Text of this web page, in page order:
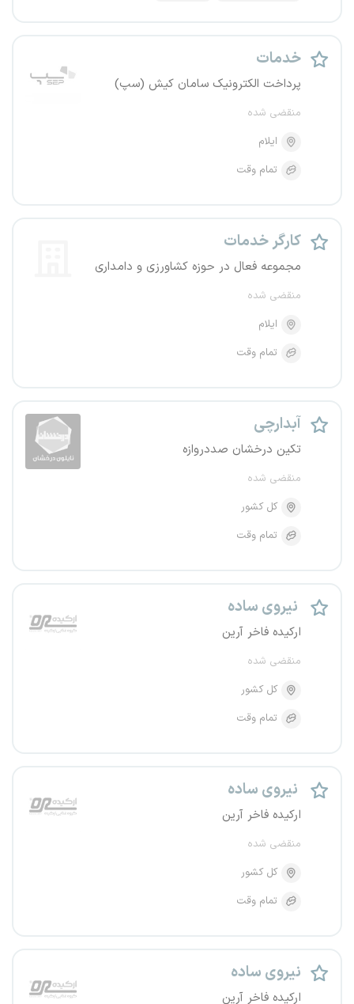
خدمات
پرداخت الکترونیک سامان کیش (سپ)
منقضی شده
ایلام
تمام وقت
کارگر خدمات
مجموعه فعال در حوزه کشاورزی و دامداری
منقضی شده
ایلام
تمام وقت
آبدارچی
تکین درخشان صددروازه
منقضی شده
کل کشور
تمام وقت
نیروی ساده
ارکیده فاخر آرین
منقضی شده
کل کشور
تمام وقت
نیروی ساده
ارکیده فاخر آرین
منقضی شده
کل کشور
تمام وقت
نیروی ساده
ارکیده فاخر آرین